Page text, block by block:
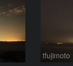
tfujimoto